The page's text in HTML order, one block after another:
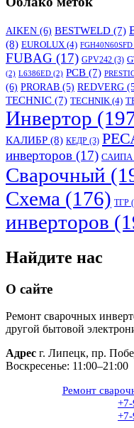
AIKEN (6) BESTWELD (7)
(8) EUROLUX (4) FGH40N60SFD
FUBAG (17) GPV242 (3)
(2) L6386ED (2) PCB (7)
(6) PRORAB (5) REDVERG
TECHNIC (7) TECHNIK (4)
Инвертор
КАЛИБР (8) КЕДР (3)
инверторов (17) САИПА
Сварочный
Схема (176) ТГР
инверторов
Найдите нас
О сайте
Ремонт сварочных
другой бытовой
Адрес г. Липецк, пр.
Воскресенье: 11:00–21:00
Ремонт